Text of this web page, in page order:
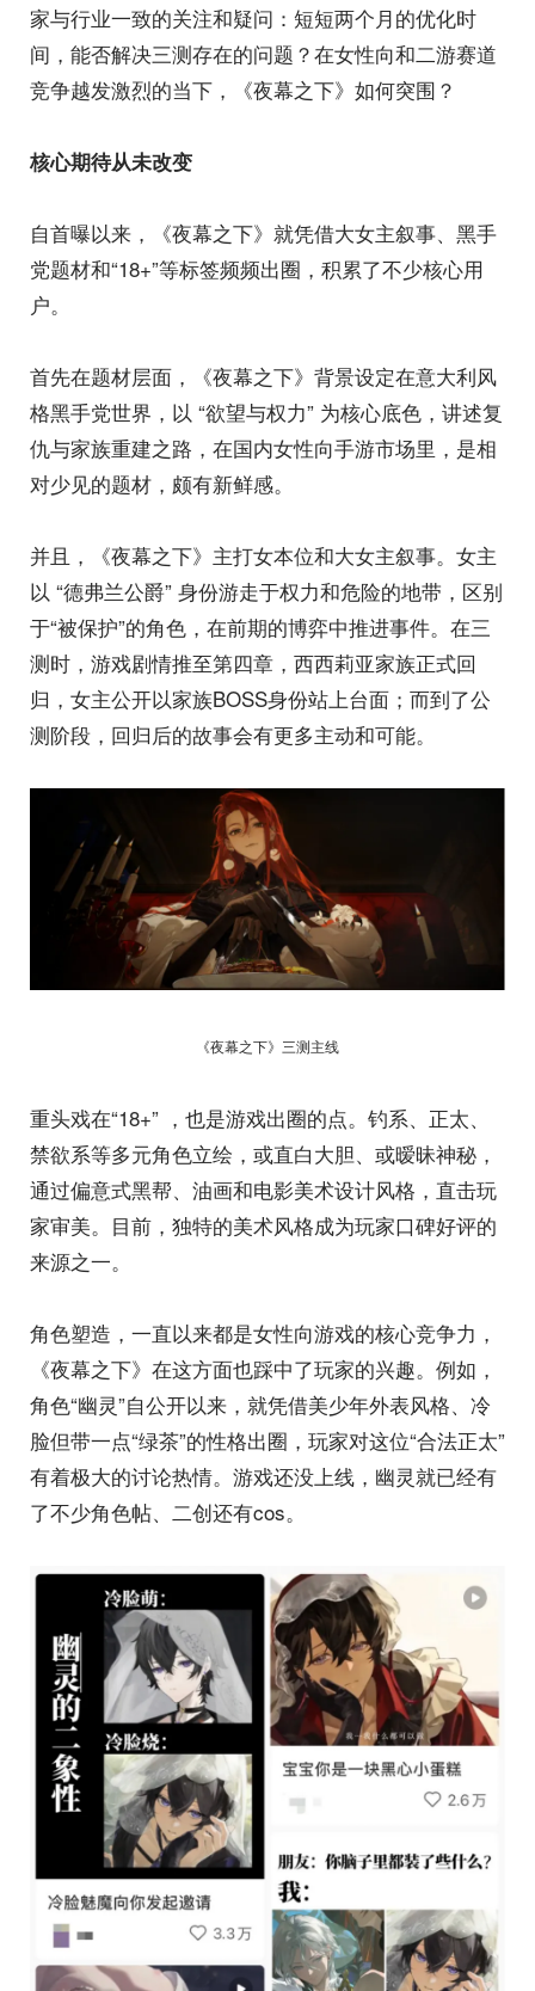
家与行业一致的关注和疑问：短短两个月的优化时
间，能否解决三测存在的问题？在女性向和二游赛道
竞争越发激烈的当下，《夜幕之下》如何突围？
核心期待从未改变
自首曝以来，《夜幕之下》就凭借大女主叙事、黑手
党题材和“18+”等标签频频出圈，积累了不少核心用
户。
首先在题材层面，《夜幕之下》背景设定在意大利风
格黑手党世界，以 “欲望与权力” 为核心底色，讲述复
仇与家族重建之路，在国内女性向手游市场里，是相
对少见的题材，颇有新鲜感。
并且，《夜幕之下》主打女本位和大女主叙事。女主
以 “德弗兰公爵” 身份游走于权力和危险的地带，区别
于“被保护”的角色，在前期的博弈中推进事件。在三
测时，游戏剧情推至第四章，西西莉亚家族正式回
归，女主公开以家族BOSS身份站上台面；而到了公
测阶段，回归后的故事会有更多主动和可能。
《夜幕之下》三测主线
重头戏在“18+” ，也是游戏出圈的点。钓系、正太、
禁欲系等多元角色立绘，或直白大胆、或暧昧神秘，
通过偏意式黑帮、油画和电影美术设计风格，直击玩
家审美。目前，独特的美术风格成为玩家口碑好评的
来源之一。
角色塑造，一直以来都是女性向游戏的核心竞争力，
《夜幕之下》在这方面也踩中了玩家的兴趣。例如，
角色“幽灵”自公开以来，就凭借美少年外表风格、冷
脸但带一点“绿茶”的性格出圈，玩家对这位“合法正太”
有着极大的讨论热情。游戏还没上线，幽灵就已经有
了不少角色帖、二创还有cos。